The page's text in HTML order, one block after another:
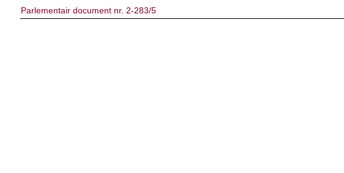
Parlementair document nr. 2-283/5